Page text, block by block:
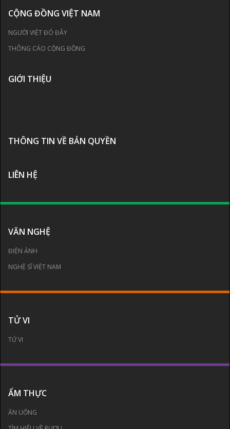
CỘNG ĐỒNG VIỆT NAM
NGƯỜI VIỆT ĐÓ ĐÂY
THÔNG CÁO CỘNG ĐỒNG
GIỚI THIỆU
THÔNG TIN VỀ BẢN QUYỀN
LIÊN HỆ
VĂN NGHỆ
ĐIỆN ẢNH
NGHỆ SĨ VIỆT NAM
TỬ VI
TỬ VI
ẨM THỰC
ĂN UỐNG